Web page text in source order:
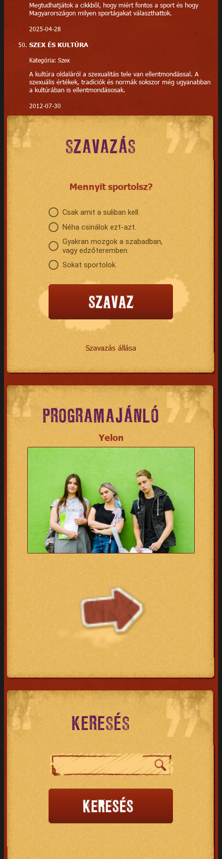
Megtudhatjátok a cikkből, hogy miért fontos a sport és hogy
Magyarországon milyen sportágakat választhattok.
2025-04-28
SZEX ÉS KULTÚRA
Kategória: Szex
A kultúra oldaláról a szexualitás tele van ellentmondással. A
szexuális értékek, tradíciók és normák sokszor még ugyanabban
a kultúrában is ellentmondásosak.
2012-07-30
SZAVAZÁS
Mennyit sportolsz?
Csak amit a suliban kell.
Néha csinálok ezt-azt.
Gyakran mozgok a szabadban,
vagy edzőteremben.
Sokat sportolok.
Szavazás állása
PROGRAMAJÁNLÓ
Yelon
KERESÉS